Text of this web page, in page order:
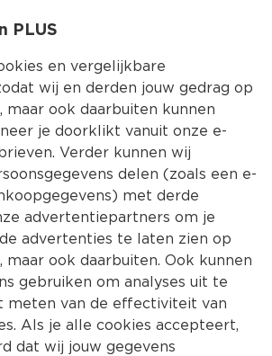
Kies jouw
PLUS
en vergelijkbare
wij en derden jouw gedrag op
maar ook daarbuiten kunnen
je doorklikt vanuit onze e-
Verder kunnen wij
delen (zoals een e-
met derde
advertentiepartners om je
advertenties te laten zien op
maar ook daarbuiten. Ook kunnen
gebruiken om analyses uit te
meten van de effectiviteit van
Als je alle cookies accepteert,
dat wij jouw gegevens